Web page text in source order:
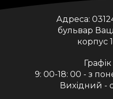
Адреса:
бульвар
корпус
9: 00-18: 00 - з
Вихідний -